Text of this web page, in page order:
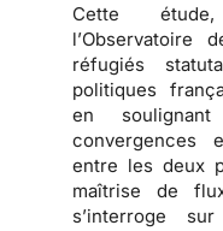
Cette
l’Observatoire
réfugiés
politiques
en
convergences
entre les deux
maîtrise de
s’interroge